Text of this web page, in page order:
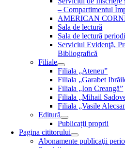
– Compartimentul
AMERICAN
Sala de lectură
Sala de lectură
Serviciul Evidenţă,
Bibliografică
Filiale
Filiala „Ateneu”
Filiala „Garabet
Filiala „Ion Creangă”
Filiala „Mihail
Filiala „Vasile
Editură
Publicații proprii
Pagina cititorului
Abonamente publicaţii